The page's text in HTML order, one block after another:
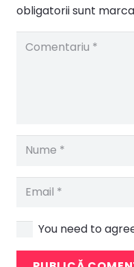
obligatorii sunt
You need to